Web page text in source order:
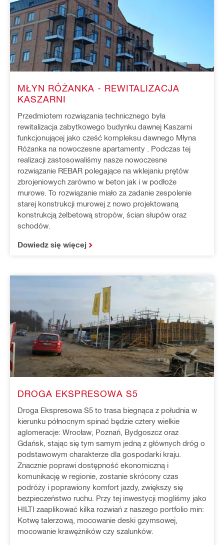
MŁYN RÓŻANKA - REWITALIZACJA
KASZARNI
Przedmiotem rozwiązania technicznego była
rewitalizacja zabytkowego budynku dawnej Kaszarni
funkcjonującej jako cześć kompleksu dawnego Młyna
Różanka na nowoczesne apartamenty . Podczas tej
realizacji zastosowaliśmy nasze nowoczesne
rozwiązanie REBAR polegające na wklejaniu prętów
zbrojeniowych zarówno w beton jak i w podłoże
murowe. To rozwiązanie miało za zadanie zespolenie
starej konstrukcji murowej z nowo projektowaną
konstrukcją żelbetową stropów, ścian słupów oraz
schodów.
Dowiedz się więcej
DROGA EKSPRESOWA S5
Droga Ekspresowa S5 to trasa biegnąca z południa w
kierunku północnym spinać będzie cztery wielkie
aglomeracje: Wrocław, Poznań, Bydgoszcz oraz
Gdańsk, stając się tym samym jedną z głównych dróg o
podstawowym charakterze dla gospodarki kraju.
Znacznie poprawi dostępność ekonomiczną i
komunikację w regionie, zostanie skrócony czas
podróży i poprawiony komfort jazdy, zwiększy się
bezpieczeństwo ruchu. Przy tej inwestycji mogliśmy jako
HILTI zaaplikować kilka rozwiań z naszego portfolio min:
Kotwę talerzową, mocowanie deski gzymsowej,
mocowanie krawężników czy szalunków.